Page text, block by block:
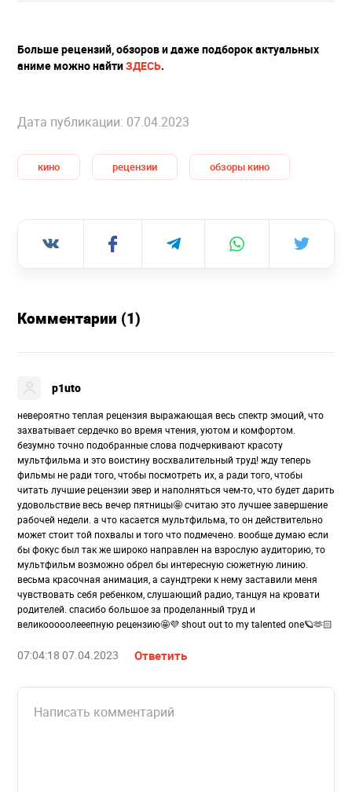
Больше рецензий, обзоров и даже подборок актуальных
аниме можно найтиЗДЕСЬ.
Дата публикации: 07.04.2023
кино рецензии обзоры кино
Комментарии (1)
p1uto
невероятно теплая рецензия выражающая весь спектр эмоций, что
захватывает сердечко во время чтения, уютом и комфортом.
безумно точно подобранные слова подчеркивают красоту
мультфильма и это воистину восхвалительный труд! жду теперь
фильмы не ради того, чтобы посмотреть их, а ради того, чтобы
читать лучшие рецензии эвер и наполняться чем-то, что будет дарить
удовольствие весь вечер пятницы🤩 считаю это лучшее завершение
рабочей недели. а что касается мультфильма, то он действительно
может стоит той похвалы и того что подмечено. вообще думаю если
бы фокус был так же широко направлен на взрослую аудиторию, то
мультфильм возможно обрел бы интересную сюжетную линию.
весьма красочная анимация, а саундтреки к нему заставили меня
чувствовать себя ребенком, слушающий радио, танцуя на кровати
родителей. спасибо большое за проделанный труд и
великооооолееепную рецензию🤩💜 shout out to my talented one🪐🫶🏻
07:04:18 07.04.2023 Ответить